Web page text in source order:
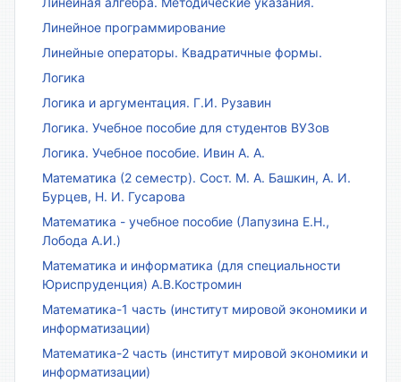
Линейное программирование
Линейные операторы. Квадратичные формы.
Логика
Логика и аргументация. Г.И. Рузавин
Логика. Учебное пособие для студентов ВУЗов
Логика. Учебное пособие. Ивин А. А.
Математика (2 семестр). Сост. М. А. Башкин, А. И.
Бурцев, Н. И. Гусарова
Математика - учебное пособие (Лапузина Е.Н.,
Лобода А.И.)
Математика и информатика (для специальности
Юриспруденция) А.В.Костромин
Математика-1 часть (институт мировой экономики и
информатизации)
Математика-2 часть (институт мировой экономики и
информатизации)